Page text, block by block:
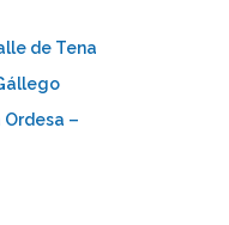
de Tena
–